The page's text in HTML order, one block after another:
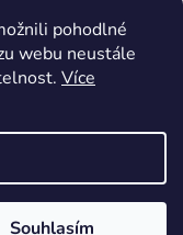
pohodlné
webu neustále
Více
Souhlasím